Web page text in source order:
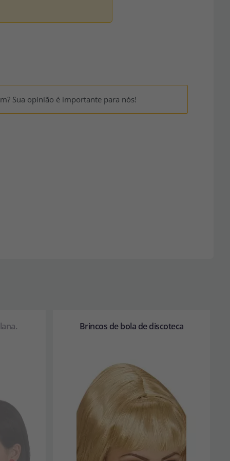
Sua opinião é importante para nós!
Brincos de bola de discoteca